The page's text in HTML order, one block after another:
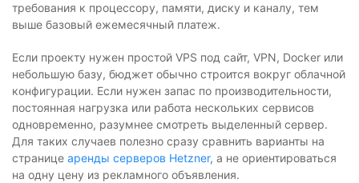
требования к процессору, памяти, диску и каналу, тем
выше базовый ежемесячный платеж.
Если проекту нужен простой VPS под сайт, VPN, Docker или
небольшую базу, бюджет обычно строится вокруг облачной
конфигурации. Если нужен запас по производительности,
постоянная нагрузка или работа нескольких сервисов
одновременно, разумнее смотреть выделенный сервер.
Для таких случаев полезно сразу сравнить варианты на
странице аренды серверов Hetzner, а не ориентироваться
на одну цену из рекламного объявления.